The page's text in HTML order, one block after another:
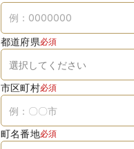
都道府県必須
市区町村必須
町名番地必須